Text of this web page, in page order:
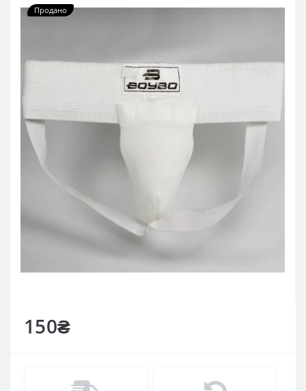
Продано
150₴